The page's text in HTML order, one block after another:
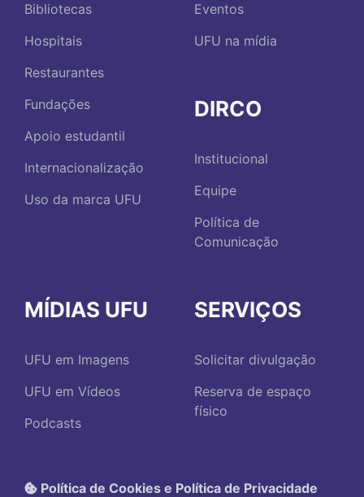
Bibliotecas
Hospitais
Restaurantes
Fundações
Apoio estudantil
Internacionalização
Uso da marca UFU
Eventos
UFU na mídia
DIRCO
Institucional
Equipe
Política de
Comunicação
MÍDIAS UFU
UFU em Imagens
UFU em Vídeos
Podcasts
SERVIÇOS
Solicitar divulgação
Reserva de espaço
físico
Política de Cookies e Política de Privacidade